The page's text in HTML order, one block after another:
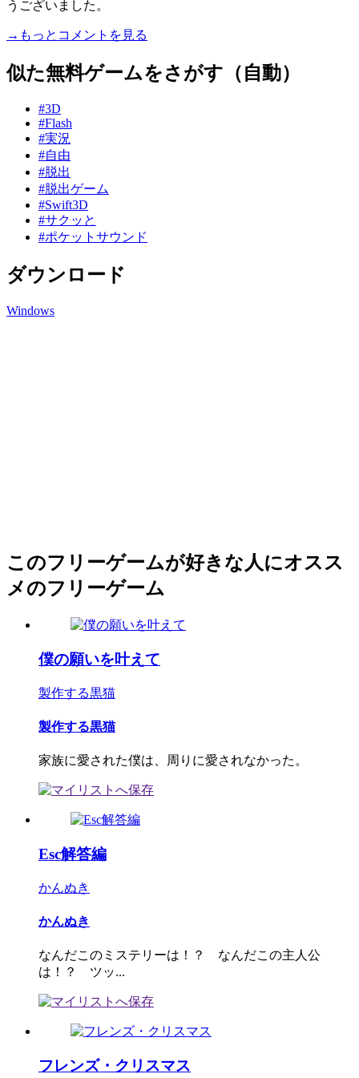
うございました。
→もっとコメントを見る
似た無料ゲームをさがす（自動）
#3D
#Flash
#実況
#自由
#脱出
#脱出ゲーム
#Swift3D
#サクッと
#ポケットサウンド
ダウンロード
Windows
このフリーゲームが好きな人にオスス
メのフリーゲーム
僕の願いを叶えて
製作する黒猫
製作する黒猫
家族に愛された僕は、周りに愛されなかった。
Esc解答編
かんぬき
かんぬき
なんだこのミステリーは！？ なんだこの主人公
は！？ ツッ...
フレンズ・クリスマス